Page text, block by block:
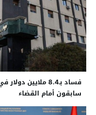
فساد بـ8.4
سابقون أمام القضاء